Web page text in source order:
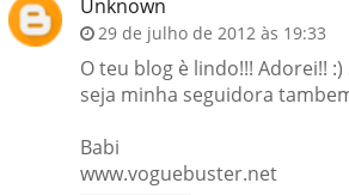
Unknown
29 de julho de 2012 às 19:33
O teu blog è lindo!!! Adorei!!
seja minha seguidora
Babi
www.voguebuster.net